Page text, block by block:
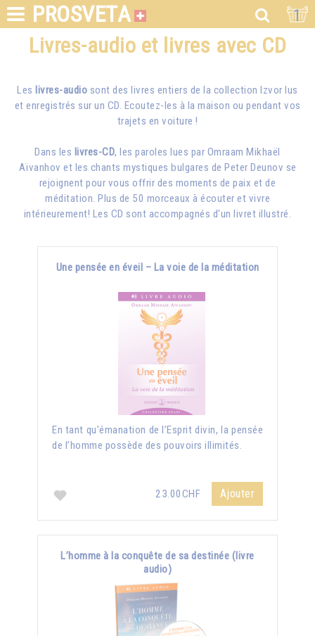
PROSVETA 1
Livres-audio et livres avec CD
Les livres-audio sont des livres entiers de la collection Izvor lus
et enregistrés sur un CD. Ecoutez-les à la maison ou pendant vos
trajets en voiture !
Dans les livres-CD, les paroles lues par Omraam Mikhaël
Aïvanhov et les chants mystiques bulgares de Peter Deunov se
rejoignent pour vous offrir des moments de paix et de
méditation. Plus de 50 morceaux à écouter et vivre
intérieurement! Les CD sont accompagnés d'un livret illustré.
Une pensée en éveil – La voie de la méditation
En tant qu’émanation de l’Esprit divin, la pensée
de l’homme possède des pouvoirs illimités.
23.00CHF Ajouter
L’homme à la conquête de sa destinée (livre
audio)